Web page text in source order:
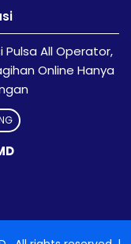
All Operator,
Online Hanya